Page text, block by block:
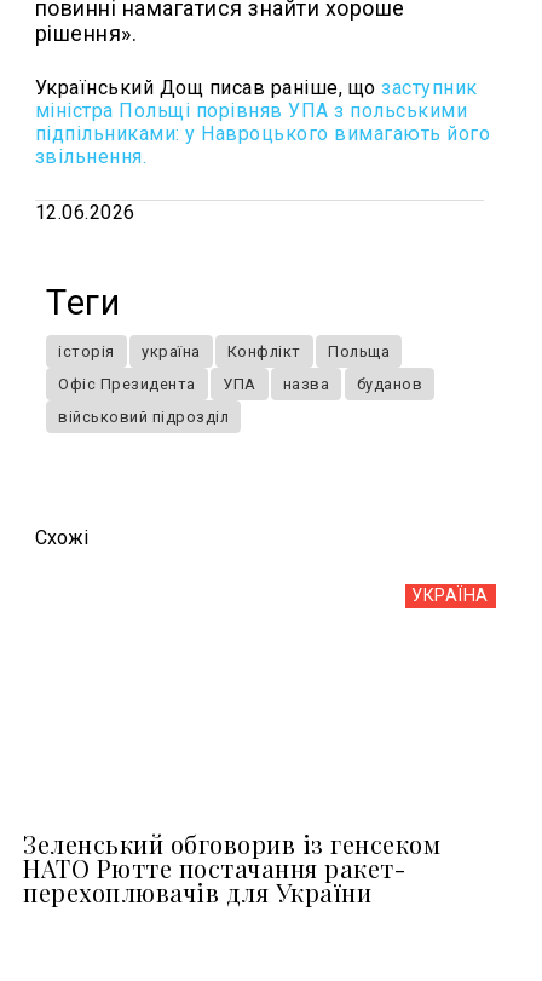
повинні намагатися знайти хороше
рішення».
Український Дощ писав раніше, щозаступник
міністра Польщі порівняв УПА з польськими
підпільниками: у Навроцького вимагають його
звільнення.
12.06.2026
Теги
історія україна Конфлікт
Польща
Офіс Президента
УПА назва
буданов
військовий підрозділ
Схожi
УКРАЇНА
Зеленський обговорив із генсеком
НАТО Рютте постачання ракет-
перехоплювачів для України